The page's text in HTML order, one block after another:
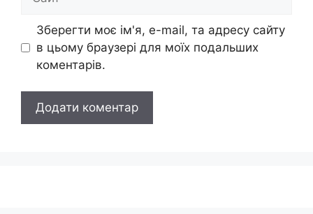
Зберегти моє ім'я, e-mail, та адресу сайту
в цьому браузері для моїх подальших
коментарів.